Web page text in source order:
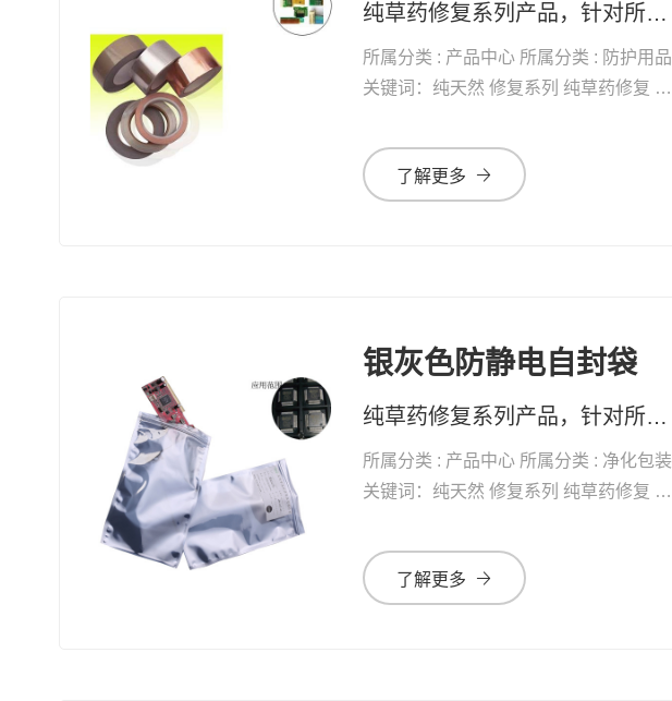
纯草药修复系列产品，针对所有黏膜、表皮及真皮受损，均有快速疗效 药妆草本修复系列护肤品、化妆品，天然无添加。可有效改善皮肤问题及对化妆品过敏的现象
所属分类 : 产品中心 所属分类 : 防护用品
关键词：纯天然 修复系列 纯草药修复 自
了解更多
银灰色防静电自封袋
纯草药修复系列产品，针对所有黏膜、表皮及真皮受损，均有快速疗效 药妆草本修复系列护肤品、化妆品，天然无添加。可有效改善皮肤问题及对化妆品过敏的现象
所属分类 : 产品中心 所属分类 : 净化包装
关键词：纯天然 修复系列 纯草药修复 自
了解更多